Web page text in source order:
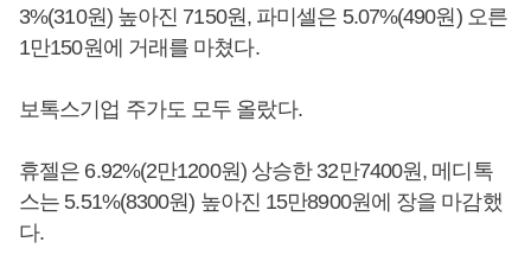
3%(310원) 높아진 7150원, 파미셀은 5.07%(490원) 오른
1만150원에 거래를 마쳤다.
보톡스기업 주가도 모두 올랐다.
휴젤은 6.92%(2만1200원) 상승한 32만7400원, 메디톡
스는 5.51%(8300원) 높아진 15만8900원에 장을 마감했
다.